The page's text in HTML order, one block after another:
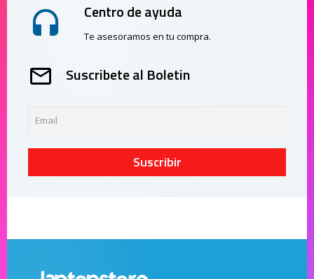
Centro de ayuda
Te asesoramos en tu compra.
Suscribete al Boletin
Suscribir